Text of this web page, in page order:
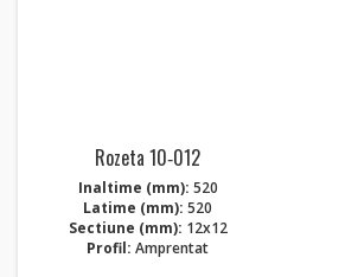
Rozeta 10‑012
Inaltime (mm): 520
Latime (mm): 520
Sectiune (mm): 12x12
Profil: Amprentat